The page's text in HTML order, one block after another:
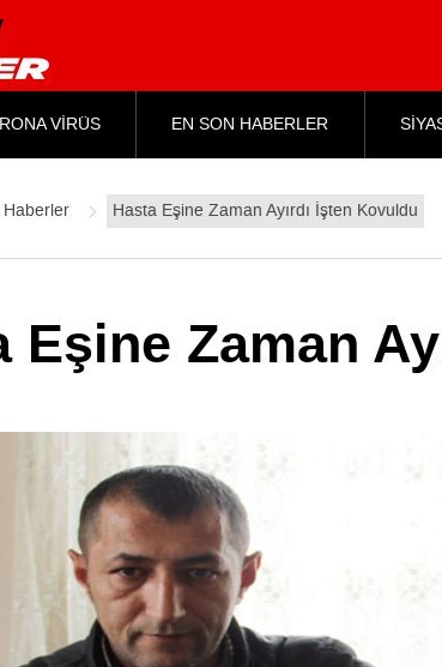
VİRÜS EN SON HABERLER
Hasta Eşine Zaman Ayırdı İşten Kovuldu
Eşine Zaman